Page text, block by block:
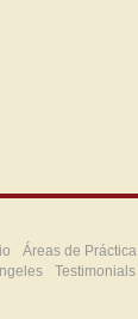
Áreas de Práctica
Testimonials